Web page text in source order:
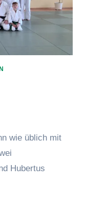
wie üblich mit
Hubertus